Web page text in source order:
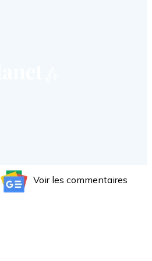
WhatsAppVoir les commentaires